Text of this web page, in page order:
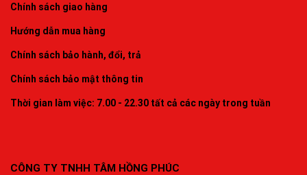
CÔNG TY TNHH TÂM HỒNG PHÚC
Chính sách giao hàng
Hướng dẫn mua hàng
Chính sách bảo hành, đổi, trả
Chính sách bảo mật thông tin
Thời gian làm việc: 7.00 - 22.30 tất cả các ngày trong tuần